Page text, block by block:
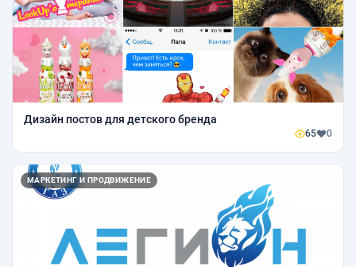
Дизайн постов для детского бренда
65 0
МАРКЕТИНГ И ПРОДВИЖЕНИЕ